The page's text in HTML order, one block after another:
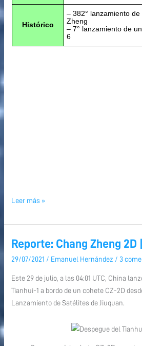
Histórico
– 382° lanzamiento
Zheng
– 7° lanzamiento de
6
Leer más »
Reporte: Chang Zheng 2D
29/07/2021 / Emanuel Hernández / 3
Este 29 de julio, a las 04:01 UTC, China
Tianhui-1 a bordo de un cohete CZ-2D
Lanzamiento de Satélites de Jiuquan.
Reporte:
2D
|
Tianhui-